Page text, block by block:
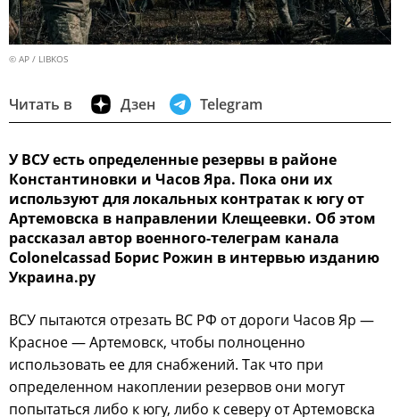
© AP / LIBKOS
Читать в Дзен Telegram
У ВСУ есть определенные резервы в районе
Константиновки и Часов Яра. Пока они их
используют для локальных контратак к югу от
Артемовска в направлении Клещеевки. Об этом
рассказал автор военного-телеграм канала
Colonelcassad Борис Рожин в интервью изданию
Украина.ру
ВСУ пытаются отрезать ВС РФ от дороги Часов Яр —
Красное — Артемовск, чтобы полноценно
использовать ее для снабжений. Так что при
определенном накоплении резервов они могут
попытаться либо к югу, либо к северу от Артемовска